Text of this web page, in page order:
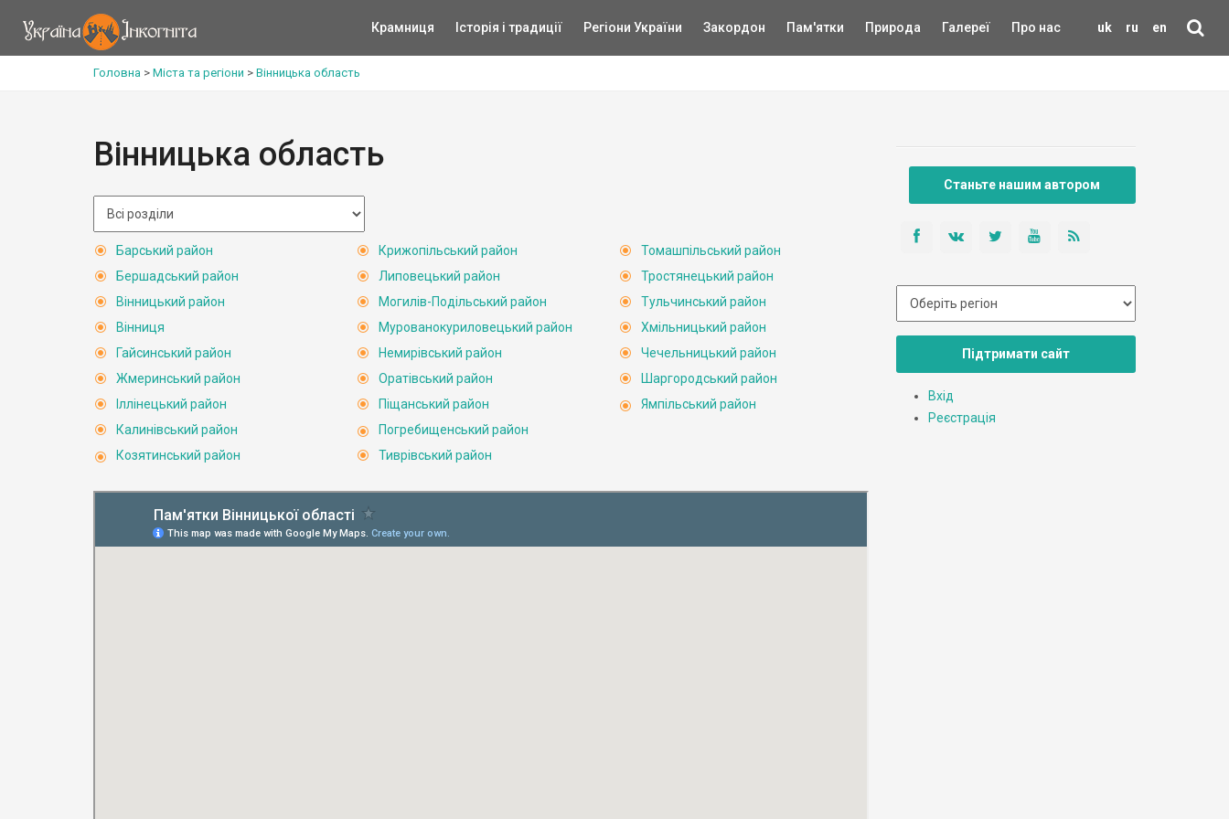
uk ru en
Крамниця Історія і традиції Регіони України Закордон Пам'ятки Природа Галереї Про нас
Головна > Міста та регіони > Вінницька область
Вінницька область
Барський район
Бершадський район
Вінницький район
Вінниця
Гайсинський район
Жмеринський район
Іллінецький район
Калинівський район
Козятинський район
Крижопільський район
Липовецький район
Могилів-Подільський район
Мурованокуриловецький район
Немирівський район
Оратівський район
Піщанський район
Погребищенський район
Тиврівський район
Томашпільський район
Тростянецький район
Тульчинський район
Хмільницький район
Чечельницький район
Шаргородський район
Ямпільський район
Станьте нашим автором
Підтримати сайт
Вхід
Реєстрація